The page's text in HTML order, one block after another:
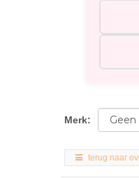
Merk:
terug naar